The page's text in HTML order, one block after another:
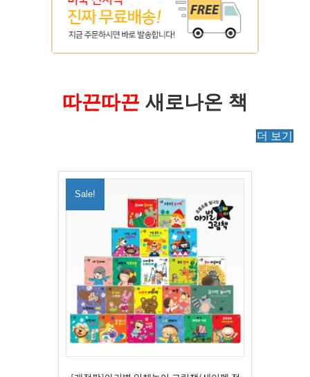
따끈따끈 새로나온 책
더 보기
Sale!